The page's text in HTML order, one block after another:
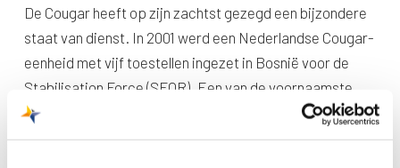
De Cougar heeft op zijn zachtst gezegd een bijzondere
staat van dienst. In 2001 werd een Nederlandse Cougar-
eenheid met vijf toestellen ingezet in Bosnië voor de
Stabilisation Force (SFOR). Een van de voornaamste
taken was medische evacuatie door het Incident
Response Team (IRT). Ook werd in 2004 een Nederlands